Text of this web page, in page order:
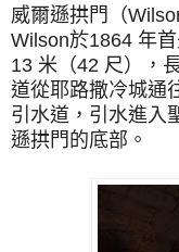
威爾遜拱門（
Wilson於1864 年
13 米（42 尺），
道從耶路撒冷城通
引水道，引水進入
遜拱門的底部。